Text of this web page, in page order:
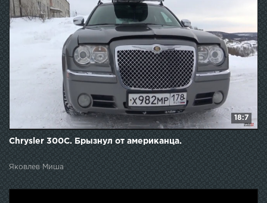
18:7
Chrysler 300C. Брызнул от американца.
Яковлев Миша